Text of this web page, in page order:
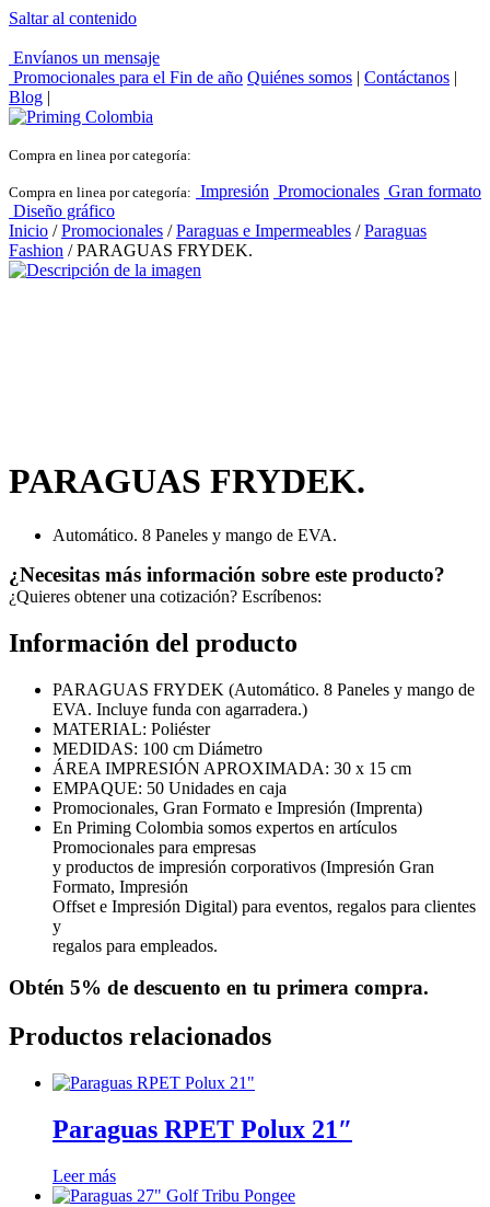
Saltar al contenido
Envíanos un mensaje
Promocionales para el Fin de año Quiénes somos | Contáctanos |
Blog |
Compra en linea por categoría:
Compra en linea por categoría: Impresión Promocionales Gran formato
Diseño gráfico
Inicio /Promocionales /Paraguas e Impermeables /Paraguas
Fashion / PARAGUAS FRYDEK.
PARAGUAS FRYDEK.
Automático. 8 Paneles y mango de EVA.
¿Necesitas más información sobre este producto?
¿Quieres obtener una cotización? Escríbenos:
Información del producto
PARAGUAS FRYDEK (Automático. 8 Paneles y mango de
EVA. Incluye funda con agarradera.)
MATERIAL: Poliéster
MEDIDAS: 100 cm Diámetro
ÁREA IMPRESIÓN APROXIMADA: 30 x 15 cm
EMPAQUE: 50 Unidades en caja
Promocionales, Gran Formato e Impresión (Imprenta)
En Priming Colombia somos expertos en artículos
Promocionales para empresas
y productos de impresión corporativos (Impresión Gran
Formato, Impresión
Offset e Impresión Digital) para eventos, regalos para clientes
y
regalos para empleados.
Obtén 5% de descuento en tu primera compra.
Productos relacionados
Paraguas RPET Polux 21″
Leer más